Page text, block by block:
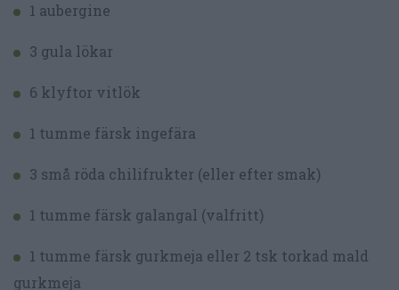
1 aubergine
3 gula lökar
6 klyftor vitlök
1 tumme färsk ingefära
3 små röda chilifrukter (eller efter smak)
1 tumme färsk galangal (valfritt)
1 tumme färsk gurkmeja eller 2 tsk torkad mald
gurkmeja